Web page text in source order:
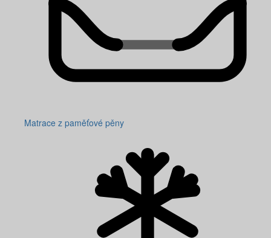
Matrace z paměťové pěny